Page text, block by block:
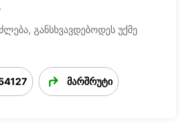
განსხვავდებოდეს უქმე
მარშრუტი